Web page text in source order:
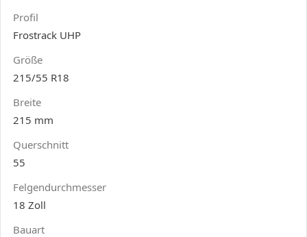
Profil
Frostrack UHP
Größe
215/55 R18
Breite
215 mm
Querschnitt
55
Felgendurchmesser
18 Zoll
Bauart